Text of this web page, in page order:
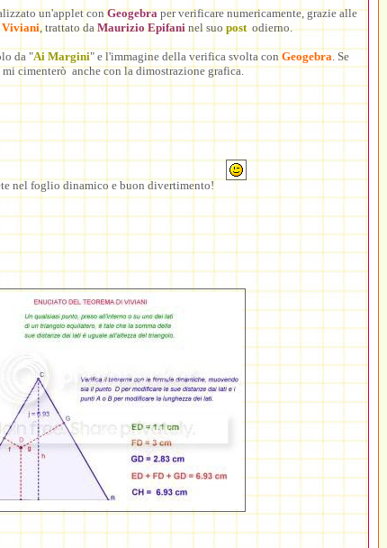
un'applet conGeogebraper verificare numericamente, grazie alle
Viviani, trattato daMaurizio Epifaninel suopost odierno.
da "Ai Margini" e l'immagine della verifica svolta con Geogebra. Se
cimenterò anche con la dimostrazione grafica.
nel foglio dinamico e buon divertimento!